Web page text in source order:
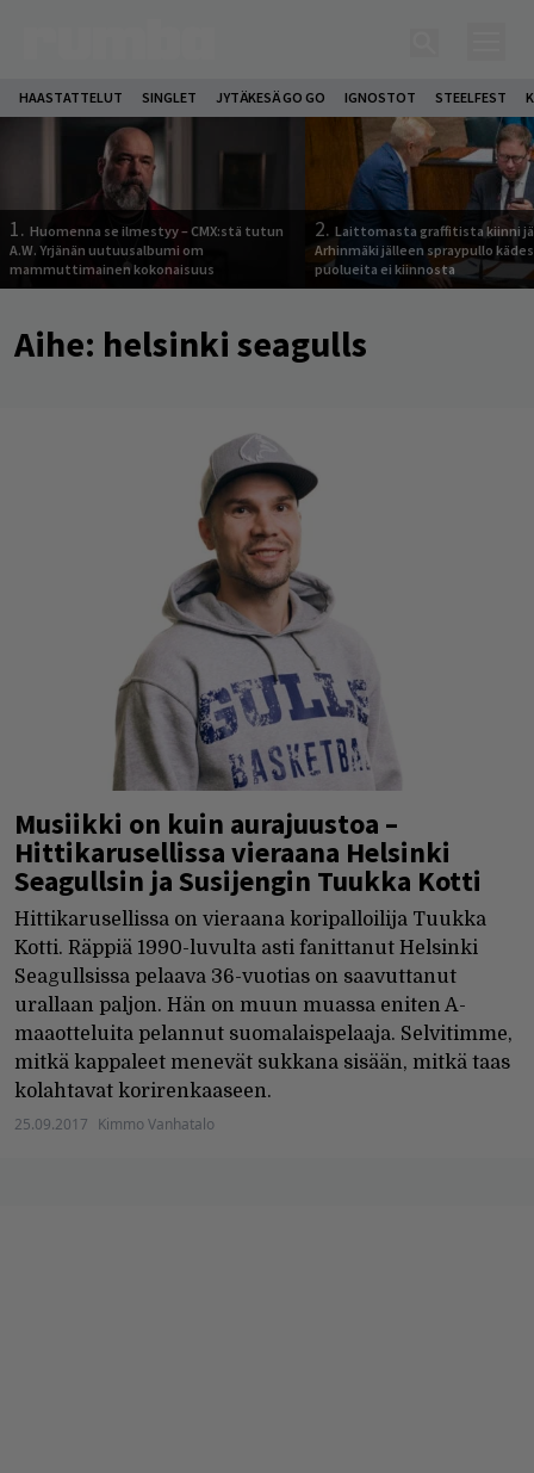
HAASTATTELUT SINGLET JYTÄKESÄ GO GO IGNOSTOT STEELFEST
1. Huomenna se ilmestyy – CMX:stä tutun
A.W. Yrjänän uutuusalbumi om
mammuttimainen kokonaisuus
2. Laittomasta graffitista kiinni
Arhinmäki jälleen spraypullo
puolueita ei kiinnosta
Aihe: helsinki seagulls
Musiikki on kuin aurajuustoa –
Hittikarusellissa vieraana Helsinki
Seagullsin ja Susijengin Tuukka Kotti
Hittikarusellissa on vieraana koripalloilija Tuukka
Kotti. Räppiä 1990-luvulta asti fanittanut Helsinki
Seagullsissa pelaava 36-vuotias on saavuttanut
urallaan paljon. Hän on muun muassa eniten A-
maaotteluita pelannut suomalaispelaaja. Selvitimme,
mitkä kappaleet menevät sukkana sisään, mitkä taas
kolahtavat korirenkaaseen.
25.09.2017 Kimmo Vanhatalo